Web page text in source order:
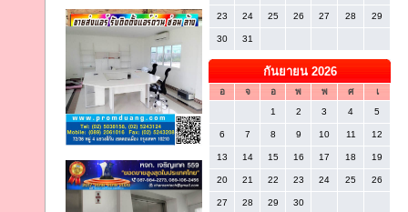
23 24 25 26 27 28 29
30 31
กันยายน 2026
อ จ อ พ พ ศ
เ
1
2 3 4 5
6 7 8 9 10 11 12
13 14 15 16 17 18 19
20 21 22 23 24 25 26
27 28 29 30